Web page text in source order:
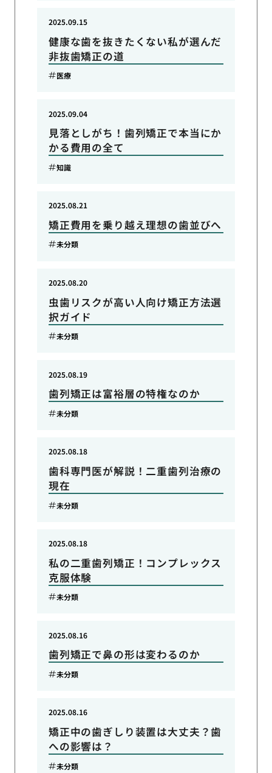
健康な歯を抜きたくない私が選んだ
非抜歯矯正の道
2025.09.15
医療
見落としがち！歯列矯正で本当にか
かる費用の全て
2025.09.04
知識
矯正費用を乗り越え理想の歯並びへ
2025.08.21
未分類
虫歯リスクが高い人向け矯正方法選
択ガイド
2025.08.20
未分類
歯列矯正は富裕層の特権なのか
2025.08.19
未分類
歯科専門医が解説！二重歯列治療の
現在
2025.08.18
未分類
私の二重歯列矯正！コンプレックス
克服体験
2025.08.18
未分類
歯列矯正で鼻の形は変わるのか
2025.08.16
未分類
矯正中の歯ぎしり装置は大丈夫？歯
への影響は？
2025.08.16
未分類